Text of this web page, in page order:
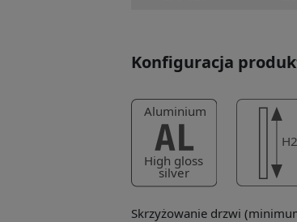
Konfiguracja
Skrzyżowanie drzwi